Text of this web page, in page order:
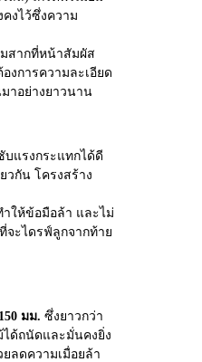
คงไว้ซึ่งความ
สากที่หน้าสัมผัส
งการความละเอียด
าอย่างยาวนาน
แรงกระแทกได้ดี
วกัน โครงสร้าง
ให้ข้อมือล้า และไม่
จะไดรฟ์ลูกจากท้าย
150 มม. ซึ่งยาวกว่า
ได้ถนัดและมั่นคงยิ่ง
ลดความเมื่อยล้า